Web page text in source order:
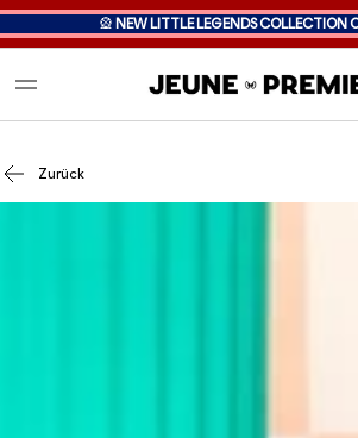
🎡 NEW LITTLE LEGENDS COLLECTION
Zurück